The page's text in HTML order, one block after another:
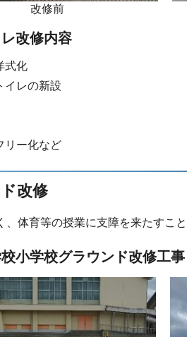
改修前
改修内容
式化
イレの新設
リー化など
改修
、体育等の授業に支障を来たすこ
小学校グラウンド改修工